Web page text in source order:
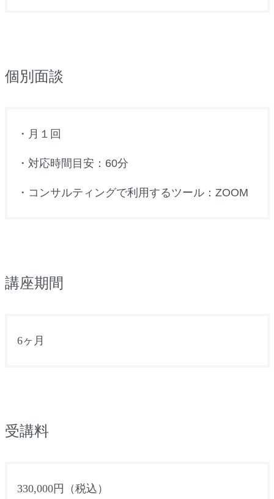
個別面談
・月１回
・対応時間目安：60分
・コンサルティングで利用するツール：ZOOM
講座期間
6ヶ月
受講料
330,000円（税込）